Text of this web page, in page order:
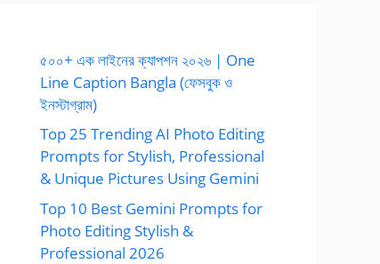
৫০০+ এক লাইনের ক্যাপশন ২০২৬ | One
Line Caption Bangla (ফেসবুক ও
ইনস্টাগ্রাম)
Top 25 Trending AI Photo Editing
Prompts for Stylish, Professional
& Unique Pictures Using Gemini
Top 10 Best Gemini Prompts for
Photo Editing Stylish &
Professional 2026